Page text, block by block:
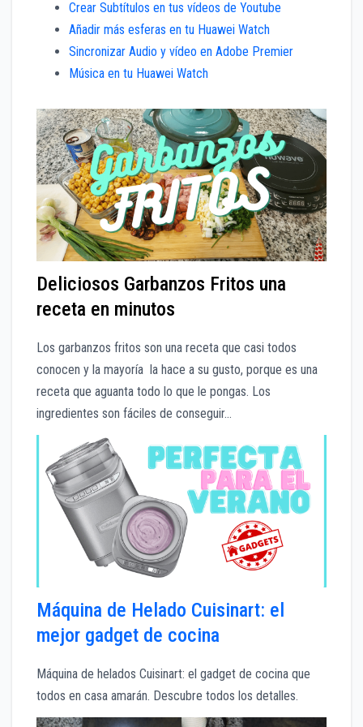
Crear Subtítulos en tus vídeos de Youtube
Añadir más esferas en tu Huawei Watch
Sincronizar Audio y vídeo en Adobe Premier
Música en tu Huawei Watch
Deliciosos Garbanzos Fritos una
receta en minutos
Los garbanzos fritos son una receta que casi todos
conocen y la mayoría la hace a su gusto, porque es una
receta que aguanta todo lo que le pongas. Los
ingredientes son fáciles de conseguir…
Máquina de Helado Cuisinart: el
mejor gadget de cocina
Máquina de helados Cuisinart: el gadget de cocina que
todos en casa amarán. Descubre todos los detalles.